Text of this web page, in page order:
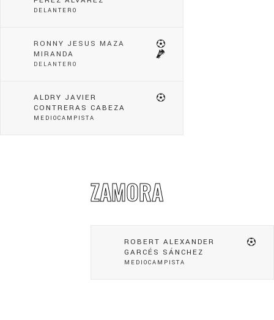
DELANTERO
RONNY JESUS MAZA
MIRANDA
DELANTERO
ALDRY JAVIER
CONTRERAS CABEZA
MEDIOCAMPISTA
ZAMORA
ROBERT ALEXANDER
GARCÉS SÁNCHEZ
MEDIOCAMPISTA